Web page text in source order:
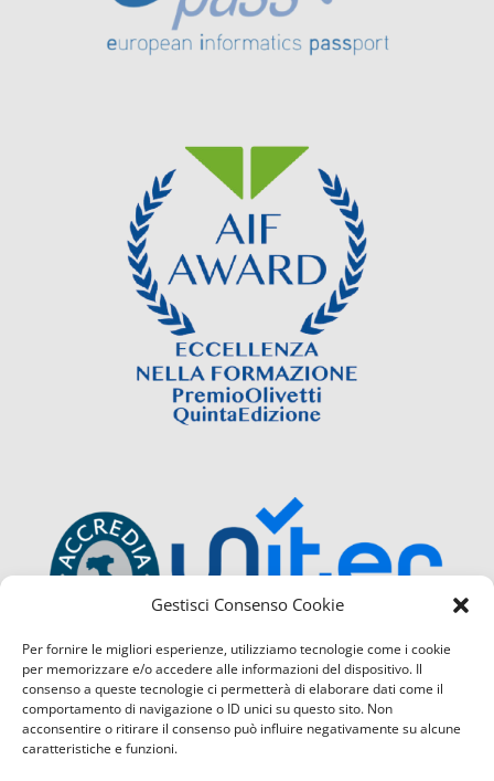
Gestisci Consenso Cookie
Per fornire le migliori esperienze, utilizziamo tecnologie come i cookie
per memorizzare e/o accedere alle informazioni del dispositivo. Il
consenso a queste tecnologie ci permetterà di elaborare dati come il
comportamento di navigazione o ID unici su questo sito. Non
acconsentire o ritirare il consenso può influire negativamente su alcune
caratteristiche e funzioni.